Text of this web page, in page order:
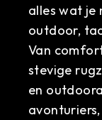
alles wat je
outdoor,
Van
stevige
en